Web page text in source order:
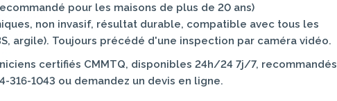
pour les maisons de plus de 20 ans)
non invasif, résultat durable, compatible avec tous les
argile). Toujours précédé d'une inspection par caméra vidéo.
certifiés CMMTQ, disponibles 24h/24 7j/7, recommandés
316-1043 ou demandez un devis en ligne.